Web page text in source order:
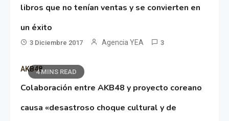
libros que no tenían ventas y se convierten en
un éxito
3 Diciembre 2017 Agencia YEA 3
4 MINS READ
AKB48
Colaboración entre AKB48 y proyecto coreano
causa «desastroso choque cultural y de